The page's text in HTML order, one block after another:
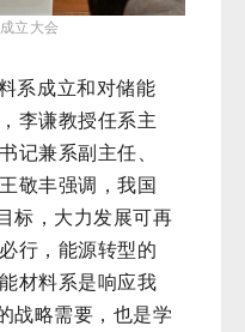
立大会
系成立和对储能
李谦教授任系主
记兼系副主任、
敬丰强调，我国
标，大力发展可再
行，能源转型的
材料系是响应我
战略需要，也是学